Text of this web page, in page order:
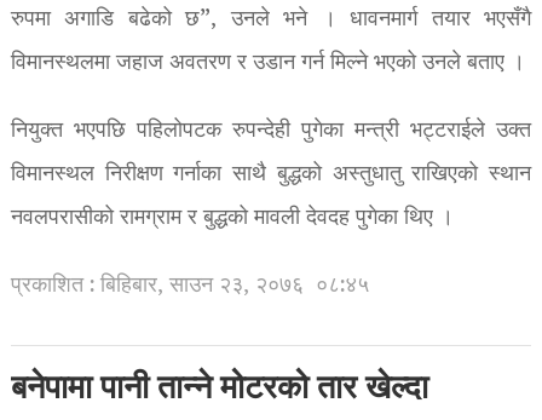
रुपमा अगाडि बढेको छ”, उनले भने । धावनमार्ग तयार भएसँगै
विमानस्थलमा जहाज अवतरण र उडान गर्न मिल्ने भएको उनले बताए ।
नियुक्त भएपछि पहिलोपटक रुपन्देही पुगेका मन्त्री भट्टराईले उक्त
विमानस्थल निरीक्षण गर्नाका साथै बुद्धको अस्तुधातु राखिएको स्थान
नवलपरासीको रामग्राम र बुद्धको मावली देवदह पुगेका थिए ।
प्रकाशित : बिहिबार, साउन २३, २०७६ ०८:४५
बनेपामा पानी तान्ने मोटरको तार खेल्दा